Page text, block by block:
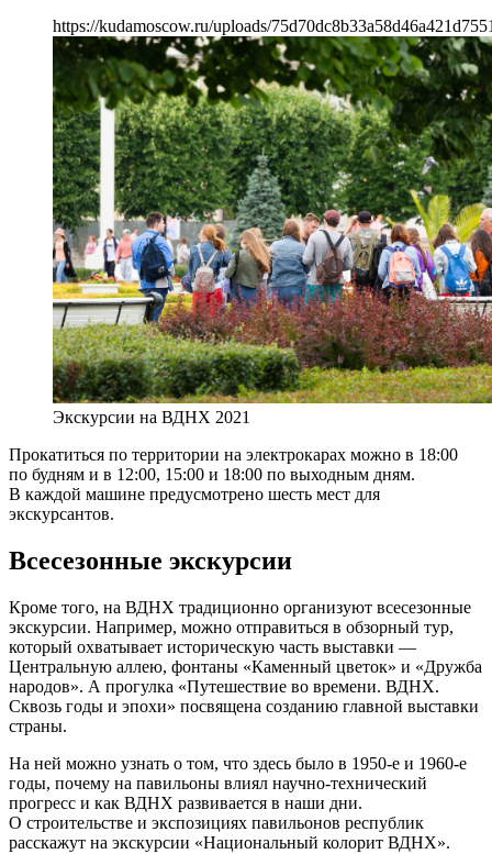
https://kudamoscow.ru/uploads/
Экскурсии на ВДНХ 2021
Прокатиться по территории на электрокарах можно в 18:00
по будням и в 12:00, 15:00 и 18:00 по выходным дням.
В каждой машине предусмотрено шесть мест для
экскурсантов.
Всесезонные экскурсии
Кроме того, на ВДНХ традиционно организуют всесезонные
экскурсии. Например, можно отправиться в обзорный тур,
который охватывает историческую часть выставки —
Центральную аллею, фонтаны «Каменный цветок» и «Дружба
народов». А прогулка «Путешествие во времени. ВДНХ.
Сквозь годы и эпохи» посвящена созданию главной выставки
страны.
На ней можно узнать о том, что здесь было в 1950-е и 1960-е
годы, почему на павильоны влиял научно-технический
прогресс и как ВДНХ развивается в наши дни.
О строительстве и экспозициях павильонов республик
расскажут на экскурсии «Национальный колорит ВДНХ».